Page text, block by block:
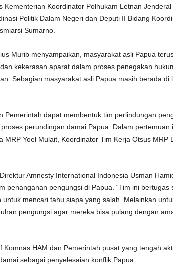
Kementerian Koordinator Polhukam Letnan Jenderal
Politik Dalam Negeri dan Deputi II Bidang
Sumarno.
Murib menyampaikan, masyarakat asli Papua
kekerasan aparat dalam proses penegakan
Sebagian masyarakat asli Papua masih berada di
Pemerintah dapat membentuk tim perlindungan
perundingan damai Papua. Dalam pertemuan
MRP Yoel Mulait, Koordinator Tim Kerja Otsus MRP
Amnesty International Indonesia Usman
penanganan pengungsi di Papua. “Tim ini bertugas
untuk mencari tahu siapa yang salah. Melainkan
pengungsi agar mereka bisa pulang dengan
Komnas HAM dan Pemerintah pusat yang tengah
sebagai penyelesaian konflik Papua.